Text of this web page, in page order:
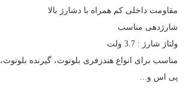
مقاومت داخلی کم همراه با دشارژ بالا
شارژدهی مناسب
ولتاژ شارژ : 3.7 ولت
مناسب برای انواع هندزفری بلوتوث، گیرنده بلوتوث،
پی اس و...